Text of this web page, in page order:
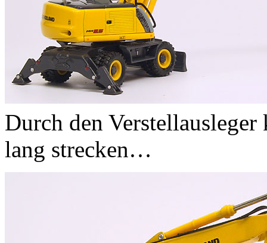
Durch den
lang strecken…